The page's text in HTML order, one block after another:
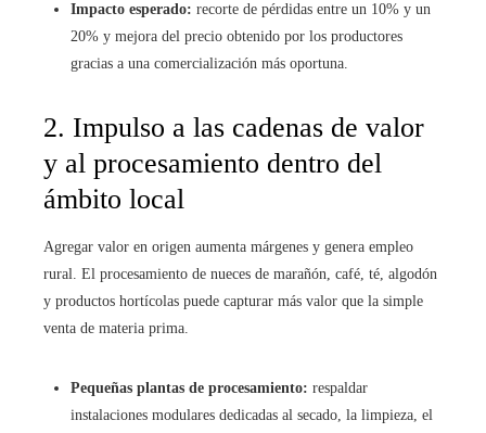
Impacto esperado: recorte de pérdidas entre un 10% y un
20% y mejora del precio obtenido por los productores
gracias a una comercialización más oportuna.
2. Impulso a las cadenas de valor
y al procesamiento dentro del
ámbito local
Agregar valor en origen aumenta márgenes y genera empleo
rural. El procesamiento de nueces de marañón, café, té, algodón
y productos hortícolas puede capturar más valor que la simple
venta de materia prima.
Pequeñas plantas de procesamiento: respaldar
instalaciones modulares dedicadas al secado, la limpieza, el